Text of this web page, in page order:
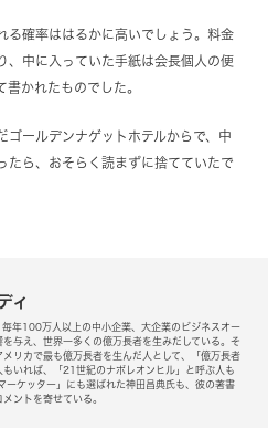
る確率ははるかに高いでしょう。料金
、中に入っていた手紙は会長個人の便
かれたものでした。
ゴールデンナゲットホテルからで、中
たら、おそらく読まずに捨てていたで
ィ
毎年100万人以上の中小企業、大企業のビジネスオー
を与え、世界一多くの億万長者を生みだしている。そ
メリカで最も億万長者を生んだ人として、「億万長者
もいれば、「21世紀のナポレオンヒル」と呼ぶ人も
ーケッター」にも選ばれた神田昌典氏も、彼の著書
ントを寄せている。